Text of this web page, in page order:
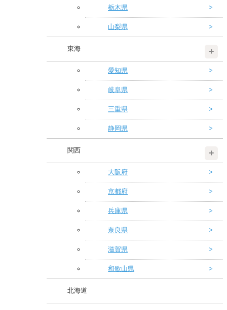
栃木県
山梨県
東海
愛知県
岐阜県
三重県
静岡県
関西
大阪府
京都府
兵庫県
奈良県
滋賀県
和歌山県
北海道